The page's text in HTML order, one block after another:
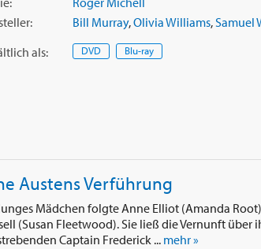
Bill Murray,Olivia Williams, Samuel
als: DVD Blu-ray
Austens Verführung
Mädchen folgte Anne Elliot (Amanda
(Susan Fleetwood). Sie ließ die Vernunft
Captain Frederick ... mehr »